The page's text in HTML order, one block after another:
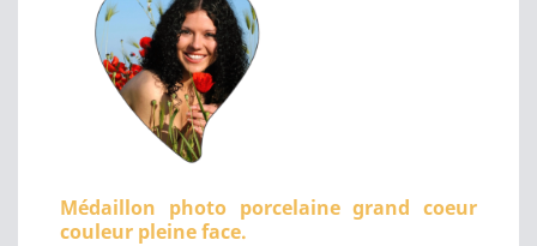
Médaillon photo porcelaine grand coeur
couleur pleine face.